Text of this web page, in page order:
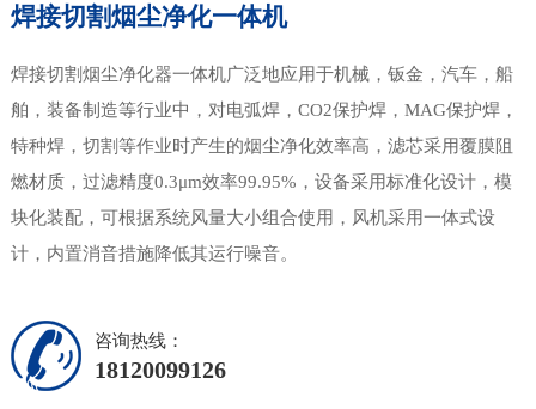
焊接切割烟尘净化一体机
焊接切割烟尘净化器一体机广泛地应用于机械，钣金，汽车，船
舶，装备制造等行业中，对电弧焊，CO2保护焊，MAG保护焊，
特种焊，切割等作业时产生的烟尘净化效率高，滤芯采用覆膜阻
燃材质，过滤精度0.3μm效率99.95%，设备采用标准化设计，模
块化装配，可根据系统风量大小组合使用，风机采用一体式设
计，内置消音措施降低其运行噪音。
咨询热线：
18120099126